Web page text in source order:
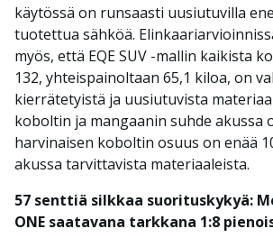
käytössä on runsaasti uusiutuvilla
tuotettua sähköä.
myös, että EQE SUV -mallin kaikista
132, yhteispainoltaan 65,1 kiloa, on
kierrätetyistä ja uusiutuvista
koboltin ja mangaanin suhde akussa
harvinaisen koboltin osuus on enää
akussa tarvittavista materiaaleista.
57 senttiä silkkaa suorituskykyä:
ONE saatavana tarkkana 1:8